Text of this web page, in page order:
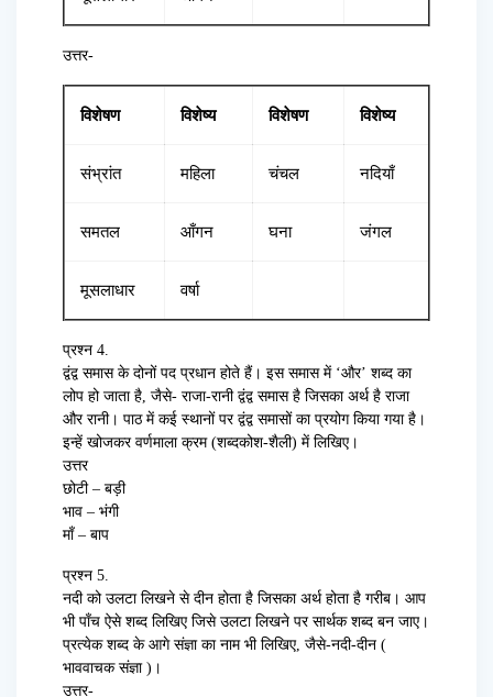
उत्तर-
विशेषण विशेष्य विशेषण विशेष्य
संभ्रांत महिला चंचल नदियाँ
समतल आँगन घना जंगल
मूसलाधार वर्षा
प्रश्न 4.
द्वंद्व समास के दोनों पद प्रधान होते हैं। इस समास में ‘और’ शब्द का
लोप हो जाता है, जैसे- राजा-रानी द्वंद्व समास है जिसका अर्थ है राजा
और रानी। पाठ में कई स्थानों पर द्वंद्व समासों का प्रयोग किया गया है।
इन्हें खोजकर वर्णमाला क्रम (शब्दकोश-शैली) में लिखिए।
उत्तर
छोटी – बड़ी
भाव – भंगी
माँ – बाप
प्रश्न 5.
नदी को उलटा लिखने से दीन होता है जिसका अर्थ होता है गरीब। आप
भी पाँच ऐसे शब्द लिखिए जिसे उलटा लिखने पर सार्थक शब्द बन जाए।
प्रत्येक शब्द के आगे संज्ञा का नाम भी लिखिए, जैसे-नदी-दीन (
भाववाचक संज्ञा )।
उत्तर-